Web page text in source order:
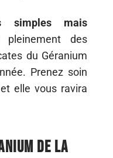
simples mais
des
du Géranium
Prenez soin
elle vous ravira
de la